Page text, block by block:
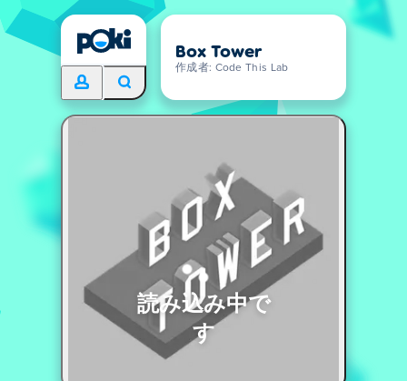
Box Tower
作成者: Code This Lab
読み込み中で
す